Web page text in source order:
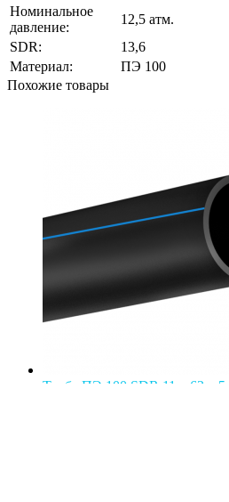
Номинальное
давление:
12,5 атм.
SDR:
13,6
Материал:
ПЭ 100
Похожие товары
Труба ПЭ 100 SDR 11 – 63 х